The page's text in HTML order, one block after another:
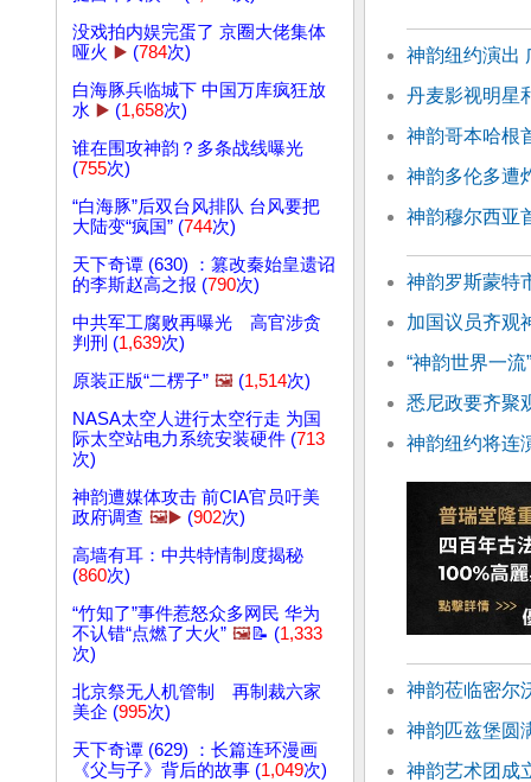
没戏拍内娱完蛋了 京圈大佬集体
哑火 ▶️ (784次)
白海豚兵临城下 中国万库疯狂放
水 ▶️ (1,658次)
谁在围攻神韵？多条战线曝光
(755次)
“白海豚”后双台风排队 台风要把
大陆变“疯国” (744次)
天下奇谭 (630) ：篡改秦始皇遗诏
的李斯赵高之报 (790次)
中共军工腐败再曝光 高官涉贪
判刑 (1,639次)
原装正版“二楞子” 🖼️ (1,514次)
NASA太空人进行太空行走 为国
际太空站电力系统安装硬件 (713
次)
神韵遭媒体攻击 前CIA官员吁美
政府调查 🖼️▶️ (902次)
高墙有耳：中共特情制度揭秘
(860次)
“竹知了”事件惹怒众多网民 华为
不认错“点燃了大火” 🖼️📝 (1,333
次)
北京祭无人机管制 再制裁六家
美企 (995次)
天下奇谭 (629) ：长篇连环漫画
《父与子》背后的故事 (1,049次)
神韵纽约演出
丹麦影视明星
神韵哥本哈根
神韵多伦多遭
神韵穆尔西亚
神韵罗斯蒙特
加国议员齐观
“神韵世界一
悉尼政要齐聚
神韵纽约将连
神韵莅临密尔
神韵匹兹堡圆
神韵艺术团成